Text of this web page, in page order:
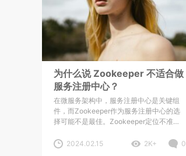
为什么说 Zookeeper 不适合做
服务注册中心？
在微服务架构中，服务注册中心是关键组
件，而Zookeeper作为服务注册中心的选
择可能不是最佳。Zookeeper定位不准，
2024.02.15
2K+ 0